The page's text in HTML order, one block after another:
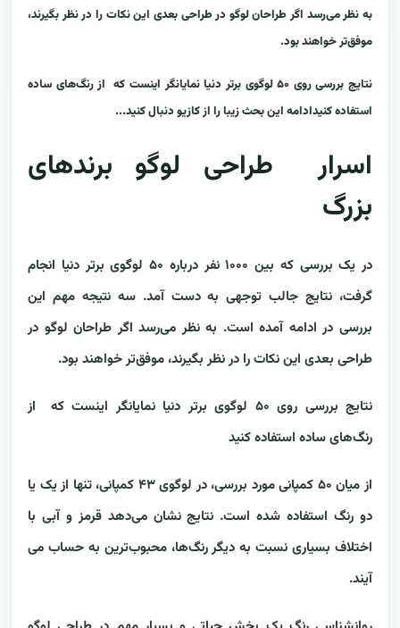
به نظر می‌رسد اگر طراحان لوگو در طراحی بعدی این نکات را در نظر بگیرند،
موفق‌تر خواهند بود.
نتایج بررسی روی ۵۰ لوگوی برتر دنیا نمایانگر اینست که از رنگ‌های ساده
استفاده کنیدادامه این بحث زیبا را از کازیو دنبال کنید...
اسرار طراحی لوگو برندهای
بزرگ
در یک بررسی که بین ۱۰۰۰ نفر درباره ۵۰ لوگوی برتر دنیا انجام
گرفت، نتایج جالب توجهی به دست آمد. سه نتیجه مهم این
بررسی در ادامه آمده است. به نظر می‌رسد اگر طراحان لوگو در
طراحی بعدی این نکات را در نظر بگیرند، موفق‌تر خواهند بود.
نتایج بررسی روی ۵۰ لوگوی برتر دنیا نمایانگر اینست که از
رنگ‌های ساده استفاده کنید
از میان ۵۰ کمپانی مورد بررسی، در لوگوی ۴۳ کمپانی، تنها از یک یا
دو رنگ استفاده شده است. نتایج نشان می‌دهد قرمز و آبی با
اختلاف بسیاری نسبت به دیگر رنگ‌ها، محبوب‌ترین به حساب می
آیند.